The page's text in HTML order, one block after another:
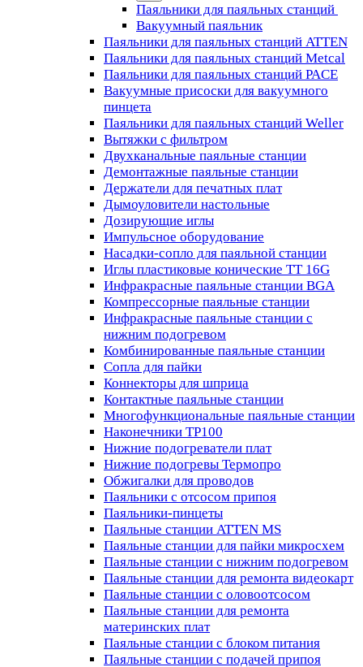
Паяльники для паяльных станций
Вакуумный паяльник
Паяльники для паяльных станций ATTEN
Паяльники для паяльных станций Metcal
Паяльники для паяльных станций PACE
Вакуумные присоски для вакуумного
пинцета
Паяльники для паяльных станций Weller
Вытяжки с фильтром
Двухканальные паяльные станции
Демонтажные паяльные станции
Держатели для печатных плат
Дымоуловители настольные
Дозирующие иглы
Импульсное оборудование
Насадки-сопло для паяльной станции
Иглы пластиковые конические TT 16G
Инфракрасные паяльные станции BGA
Компрессорные паяльные станции
Инфракрасные паяльные станции с
нижним подогревом
Комбинированные паяльные станции
Сопла для пайки
Коннекторы для шприца
Контактные паяльные станции
Многофункциональные паяльные станции
Наконечники TP100
Нижние подогреватели плат
Нижние подогревы Термопро
Обжигалки для проводов
Паяльники с отсосом припоя
Паяльники-пинцеты
Паяльные станции ATTEN MS
Паяльные станции для пайки микросхем
Паяльные станции с нижним подогревом
Паяльные станции для ремонта видеокарт
Паяльные станции с оловоотсосом
Паяльные станции для ремонта
материнских плат
Паяльные станции с блоком питания
Паяльные станции с подачей припоя